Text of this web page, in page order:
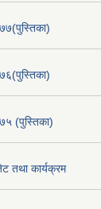
(पुस्तिका)
तथा कार्यक्रम